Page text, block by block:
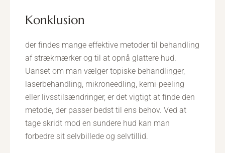
konklusion
der findes mange effektive metoder til behandling
af strækmærker og til at opnå glattere hud.
Uanset om man vælger topiske behandlinger,
laserbehandling, mikroneedling, kemi-peeling
eller livsstilsændringer, er det vigtigt at finde den
metode, der passer bedst til ens behov. Ved at
tage skridt mod en sundere hud kan man
forbedre sit selvbillede og selvtillid.